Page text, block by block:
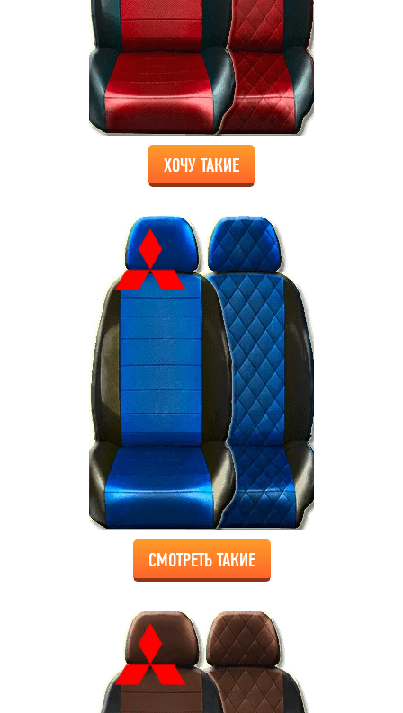
ХОЧУ ТАКИЕ
СМОТРЕТЬ ТАКИЕ